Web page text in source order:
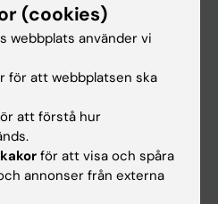
(cookies)
webbplats använder vi
för att webbplatsen ska
att förstå hur
för att visa och spåra
annonser från externa